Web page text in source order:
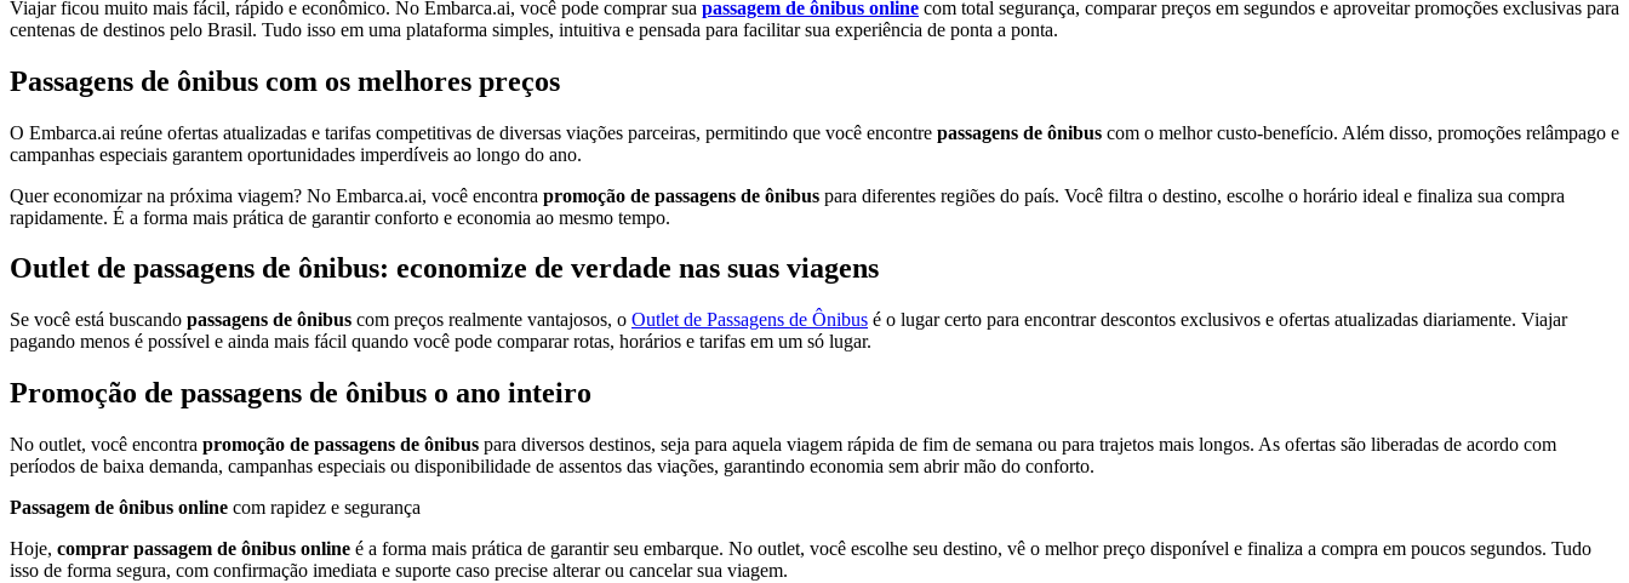
Viajar ficou muito mais fácil, rápido e econômico. No Embarca.ai, você pode comprar sua passagem de ônibus online com total segurança, comparar preços em segundos e aproveitar promoções exclusivas para
centenas de destinos pelo Brasil. Tudo isso em uma plataforma simples, intuitiva e pensada para facilitar sua experiência de ponta a ponta.
Passagens de ônibus com os melhores preços
O Embarca.ai reúne ofertas atualizadas e tarifas competitivas de diversas viações parceiras, permitindo que você encontre passagens de ônibus com o melhor custo-benefício. Além disso, promoções relâmpago e
campanhas especiais garantem oportunidades imperdíveis ao longo do ano.
Quer economizar na próxima viagem? No Embarca.ai, você encontra promoção de passagens de ônibus para diferentes regiões do país. Você filtra o destino, escolhe o horário ideal e finaliza sua compra
rapidamente. É a forma mais prática de garantir conforto e economia ao mesmo tempo.
Outlet de passagens de ônibus: economize de verdade nas suas viagens
Se você está buscando passagens de ônibus com preços realmente vantajosos, o Outlet de Passagens de Ônibus é o lugar certo para encontrar descontos exclusivos e ofertas atualizadas diariamente. Viajar
pagando menos é possível e ainda mais fácil quando você pode comparar rotas, horários e tarifas em um só lugar.
Promoção de passagens de ônibus o ano inteiro
No outlet, você encontra promoção de passagens de ônibus para diversos destinos, seja para aquela viagem rápida de fim de semana ou para trajetos mais longos. As ofertas são liberadas de acordo com
períodos de baixa demanda, campanhas especiais ou disponibilidade de assentos das viações, garantindo economia sem abrir mão do conforto.
Passagem de ônibus online com rapidez e segurança
Hoje, comprar passagem de ônibus online é a forma mais prática de garantir seu embarque. No outlet, você escolhe seu destino, vê o melhor preço disponível e finaliza a compra em poucos segundos. Tudo
isso de forma segura, com confirmação imediata e suporte caso precise alterar ou cancelar sua viagem.